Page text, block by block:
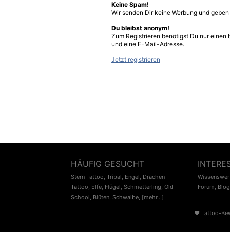
Keine Spam!
Wir senden Dir keine Werbung und
Du bleibst anonym!
Zum Registrieren benötigst Du nur einen
und eine E-Mail-Adresse.
Jetzt registrieren
HÄUFIG GESUCHT
Stern Tattoo, Tribal, Engel, Drachen
Tattoo, Elfe, Flügel, Schmetterling, Old
School, Blüten, Schwalbe, [mehr...]
Forum, Blog
♥ Tattoo-